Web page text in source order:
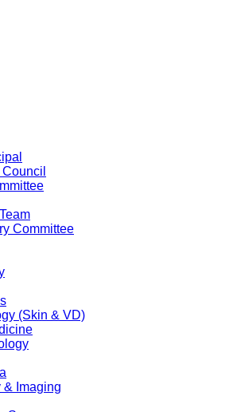
Committee
(Skin & VD)
& Imaging